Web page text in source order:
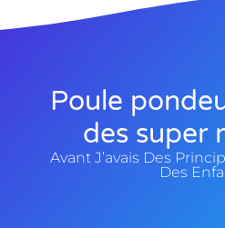
Poule
des super
Avant J’avais Des
Des